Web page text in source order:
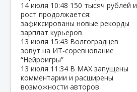
14 июля 10:48 150 тысяч рублей и
рост продолжается:
зафиксированы новые рекорды
зарплат курьеров
13 июля 15:43 Волгоградцев
зовут на ИТ‑соревнование
“Нейроигры”
13 июля 11:34 В МАХ запущены
комментарии и расширены
возможности авторов